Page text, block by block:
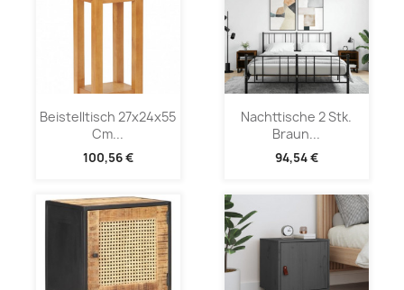
Beistelltisch 27x24x55
Cm...
100,56 €
Nachttische 2 Stk.
Braun...
94,54 €